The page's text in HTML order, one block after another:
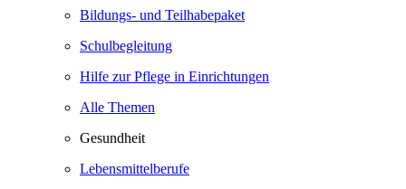
Bildungs- und Teilhabepaket
Schulbegleitung
Hilfe zur Pflege in Einrichtungen
Alle Themen
Gesundheit
Lebensmittelberufe